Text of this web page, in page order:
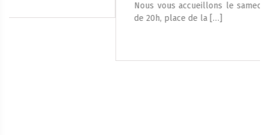
Nous vous accueillons le samedi 8 août 2026, à partir
de 20h, place de la […]